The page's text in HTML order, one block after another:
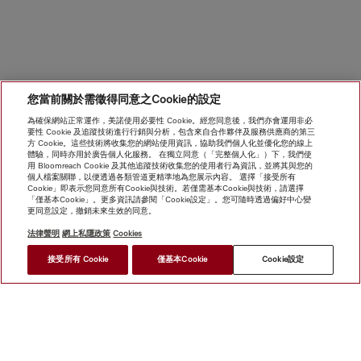
您當前關於需徵得同意之Cookie的設定
為確保網站正常運作，美諾使用必要性 Cookie。經您同意後，我們亦會運用非必
要性 Cookie 及追蹤技術進行行銷與分析，包含來自合作夥伴及服務供應商的第三
方 Cookie。這些技術將收集您的網站使用資訊，協助我們個人化並優化您的線上
體驗，同時亦用於廣告個人化服務。 在獨立同意（「完整個人化」）下，我們使
用 Bloomreach Cookie 及其他追蹤技術收集您的使用者行為資訊，並將其與您的
個人檔案關聯，以便透過各類管道更精準地為您展示內容。 選擇「接受所有
Cookie」即表示您同意所有Cookie與技術。若僅需基本Cookie與技術，請選擇
「僅基本Cookie」。更多資訊請參閱「Cookie設定」。您可隨時透過偏好中心變
更同意設定，撤銷未來生效的同意。
法律聲明 網上私隱政策 Cookies
接受所有 Cookie 僅基本Cookie Cookie設定